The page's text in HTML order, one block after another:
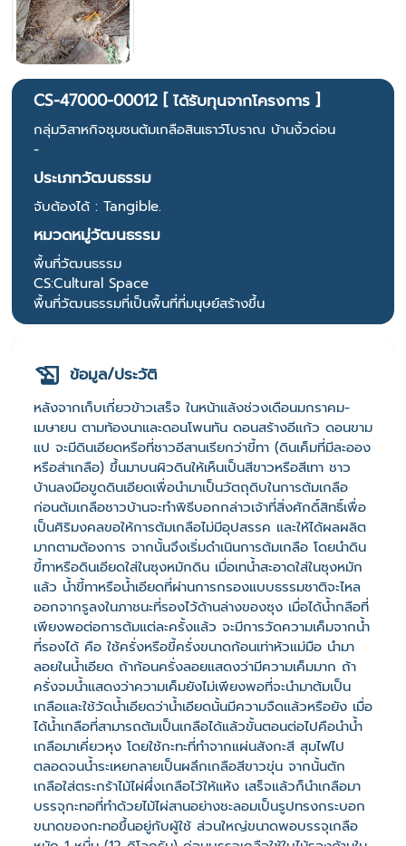
CS-47000-00012 [ ได้รับทุนจากโครงการ ]
กลุ่มวิสาหกิจชุมชนต้มเกลือสินเธาว์โบราณ บ้านงิ้วด่อน
-
ประเภทวัฒนธรรม
จับต้องได้ : Tangible.
หมวดหมู่วัฒนธรรม
พื้นที่วัฒนธรรม
CS:Cultural Space
พื้นที่วัฒนธรรมที่เป็นพื้นที่ที่มนุษย์สร้างขึ้น
ข้อมูล/ประวัติ
หลังจากเก็บเกี่ยวข้าวเสร็จ ในหน้าแล้งช่วงเดือนมกราคม-
เมษายน ตามท้องนาและดอนโพนทัน ดอนสร้างอีแก้ว ดอนขาม
แป จะมีดินเอียดหรือที่ชาวอีสานเรียกว่าขี้ทา (ดินเค็มที่มีละออง
หรือส่าเกลือ) ขึ้นมาบนผิวดินให้เห็นเป็นสีขาวหรือสีเทา ชาว
บ้านลงมือขูดดินเอียดเพื่อนำมาเป็นวัตถุดิบในการต้มเกลือ
ก่อนต้มเกลือชาวบ้านจะทำพิธีบอกกล่าวเจ้าที่สิ่งศักดิ์สิทธิ์เพื่อ
เป็นศิริมงคลขอให้การต้มเกลือไม่มีอุปสรรค และให้ได้ผลผลิต
มากตามต้องการ จากนั้นจึงเริ่มดำเนินการต้มเกลือ โดยนำดิน
ขี้ทาหรือดินเอียดใส่ในซุงหมักดิน เมื่อเทน้ำสะอาดใส่ในซุงหมัก
แล้ว น้ำขี้ทาหรือน้ำเอียดที่ผ่านการกรองแบบธรรมชาติจะไหล
ออกจากรูลงในภาชนะที่รองไว้ด้านล่างของซุง เมื่อได้น้ำกลือที่
เพียงพอต่อการต้มแต่ละครั้งแล้ว จะมีการวัดความเค็มจากน้ำ
ที่รองได้ คือ ใช้ครั่งหรือขี้ครั่งขนาดก้อนเท่าหัวแม่มือ นำมา
ลอยในน้ำเอียด ถ้าก้อนครั่งลอยแสดงว่ามีความเค็มมาก ถ้า
ครั่งจมน้ำแสดงว่าความเค็มยังไม่เพียงพอที่จะนำมาต้มเป็น
เกลือและใช้วัดน้ำเอียดว่าน้ำเอียดนั้นมีความจืดแล้วหรือยัง เมื่อ
ได้น้ำเกลือที่สามารถต้มเป็นเกลือได้แล้วขั้นตอนต่อไปคือนำน้ำ
เกลือมาเคี่ยวหุง โดยใช้กะทะที่ทำจากแผ่นสังกะสี สุมไฟไป
ตลอดจนน้ำระเหยกลายเป็นผลึกเกลือสีขาวขุ่น จากนั้นตัก
เกลือใส่ตระกร้าไม้ไผ่ผึ่งเกลือไว้ให้แห้ง เสร็จแล้วก็นำเกลือมา
บรรจุกะทอที่ทำด้วยไม้ไผ่สานอย่างชะลอมเป็นรูปทรงกระบอก
ขนาดของกะทอขึ้นอยู่กับผู้ใช้ ส่วนใหญ่ขนาดพอบรรจุเกลือ